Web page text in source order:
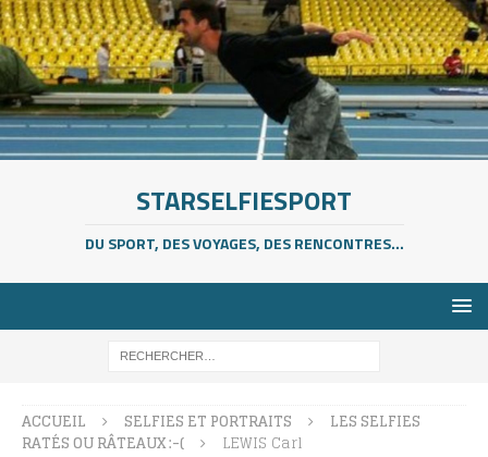
STARSELFIESPORT
DU SPORT, DES VOYAGES, DES RENCONTRES...
ACCUEIL SELFIES ET PORTRAITS
LES SELFIES
RATÉS OU RÂTEAUX :-(
LEWIS Carl